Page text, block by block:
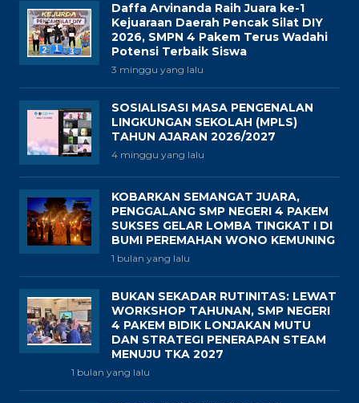
Daffa Arvinanda Raih Juara ke-1
Kejuaraan Daerah Pencak Silat DIY
2026, SMPN 4 Pakem Terus Wadahi
Potensi Terbaik Siswa
3 minggu yang lalu
SOSIALISASI MASA PENGENALAN
LINGKUNGAN SEKOLAH (MPLS)
TAHUN AJARAN 2026/2027
4 minggu yang lalu
KOBARKAN SEMANGAT JUARA,
PENGGALANG SMP NEGERI 4 PAKEM
SUKSES GELAR LOMBA TINGKAT I DI
BUMI PEREMAHAN WONO KEMUNING
1 bulan yang lalu
BUKAN SEKADAR RUTINITAS: LEWAT
WORKSHOP TAHUNAN, SMP NEGERI
4 PAKEM BIDIK LONJAKAN MUTU
DAN STRATEGI PENERAPAN STEAM
MENUJU TKA 2027
1 bulan yang lalu